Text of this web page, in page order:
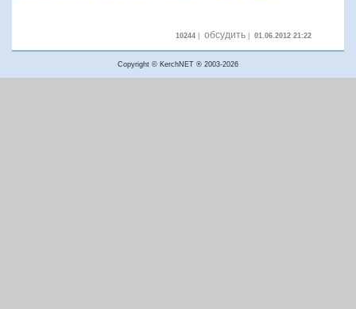
10244 |обсудить |01.06.2012 21:22
Copyright © KerchNET ® 2003-2026